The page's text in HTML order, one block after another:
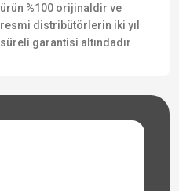
ürün %100 orijinaldir ve
resmi distribütörlerin iki yıl
süreli garantisi altındadır